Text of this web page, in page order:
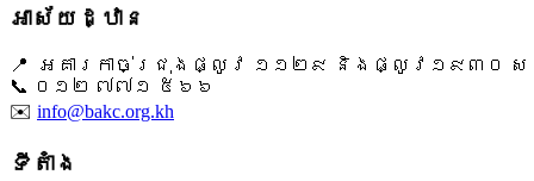
អាស័យដ្ឋាន
📍 អគារកាច់ជ្រុងផ្លូវ ១១២៩ និងផ្លូវ១៩៣០ ស
📞 ​០១២ ៧៧១ ៥៦៦
✉️ info@bakc.org.kh
ទីតាំង